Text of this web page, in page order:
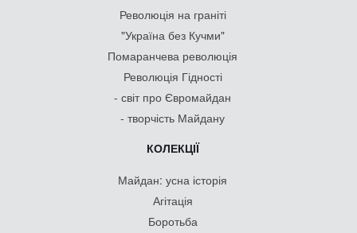
Революція на граніті
"Україна без Кучми"
Помаранчева революція
Революція Гідності
- світ про Євромайдан
- творчість Майдану
КОЛЕКЦІЇ
Майдан: усна історія
Агітація
Боротьба